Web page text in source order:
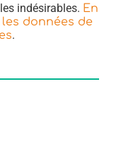
indésirables. En
données de
.